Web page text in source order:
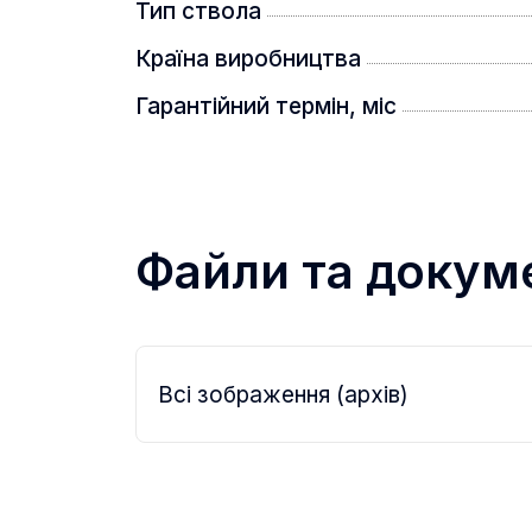
Тип ствола
Країна виробництва
Гарантійний термін, міс
Файли та
Всі зображення (архів)